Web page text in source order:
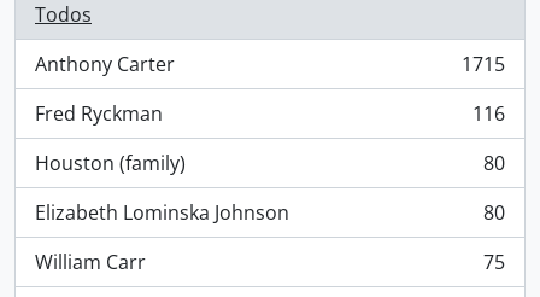
Todos
Anthony Carter
, 1715 resultados
1715
Fred Ryckman
, 116 resultados
116
Houston (family)
, 80 resultados
80
Elizabeth Lominska Johnson
, 80 resultados
80
William Carr
, 75 resultados
75